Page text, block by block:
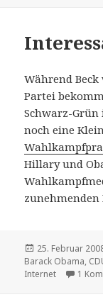
Während
Partei
Schwarz-
noch eine
Hillary und
zunehmenden
Veröffentlicht
am
25. Februar
Barack Obama,
Internet
1